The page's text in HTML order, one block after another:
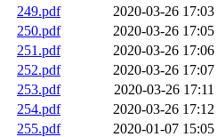
249.pdf
2020-03-26 17:03
250.pdf
2020-03-26 17:05
251.pdf
2020-03-26 17:06
252.pdf
2020-03-26 17:07
253.pdf
2020-03-26 17:11
254.pdf
2020-03-26 17:12
255.pdf
2020-01-07 15:05